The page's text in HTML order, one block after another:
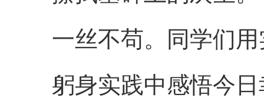
一丝不苟。同学们
躬身实践中感悟今